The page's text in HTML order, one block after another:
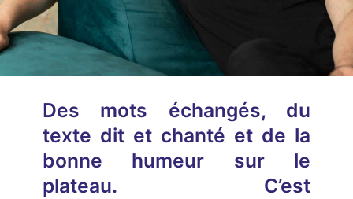
Des mots échangés, du
texte dit et chanté et de la
bonne humeur sur le
plateau. C’est